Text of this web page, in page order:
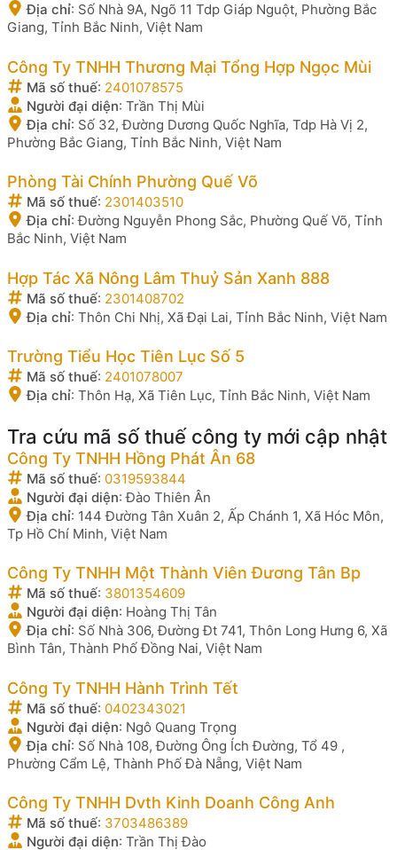
Địa chỉ: Số Nhà 9A, Ngõ 11 Tdp Giáp Nguột, Phường Bắc
Giang, Tỉnh Bắc Ninh, Việt Nam
Công Ty TNHH Thương Mại Tổng Hợp Ngọc Mùi
Mã số thuế: 2401078575
Người đại diện: Trần Thị Mùi
Địa chỉ: Số 32, Đường Dương Quốc Nghĩa, Tdp Hà Vị 2,
Phường Bắc Giang, Tỉnh Bắc Ninh, Việt Nam
Phòng Tài Chính Phường Quế Võ
Mã số thuế: 2301403510
Địa chỉ:Đường Nguyễn Phong Sắc, Phường Quế Võ, Tỉnh
Bắc Ninh, Việt Nam
Hợp Tác Xã Nông Lâm Thuỷ Sản Xanh 888
Mã số thuế: 2301408702
Địa chỉ: Thôn Chi Nhị, Xã Đại Lai, Tỉnh Bắc Ninh, Việt Nam
Trường Tiểu Học Tiên Lục Số 5
Mã số thuế: 2401078007
Địa chỉ: Thôn Hạ, Xã Tiên Lục, Tỉnh Bắc Ninh, Việt Nam
Tra cứu mã số thuế công ty mới cập nhật
Công Ty TNHH Hồng Phát Ân 68
Mã số thuế: 0319593844
Người đại diện:Đào Thiên Ân
Địa chỉ: 144 Đường Tân Xuân 2, Ấp Chánh 1, Xã Hóc Môn,
Tp Hồ Chí Minh, Việt Nam
Công Ty TNHH Một Thành Viên Đương Tân Bp
Mã số thuế: 3801354609
Người đại diện: Hoàng Thị Tân
Địa chỉ: Số Nhà 306, Đường Đt 741, Thôn Long Hưng 6, Xã
Bình Tân, Thành Phố Đồng Nai, Việt Nam
Công Ty TNHH Hành Trình Tết
Mã số thuế: 0402343021
Người đại diện: Ngô Quang Trọng
Địa chỉ: Số Nhà 108, Đường Ông Ích Đường, Tổ 49 ,
Phường Cẩm Lệ, Thành Phố Đà Nẵng, Việt Nam
Công Ty TNHH Dvth Kinh Doanh Công Anh
Mã số thuế: 3703486389
Người đại diện: Trần Thị Đào